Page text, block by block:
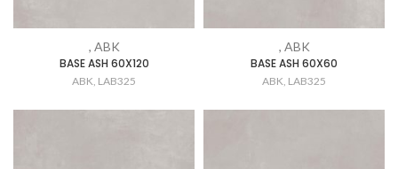
, ABK
BASE ASH 60X120
ABK, LAB325
, ABK
BASE ASH 60X60
ABK, LAB325